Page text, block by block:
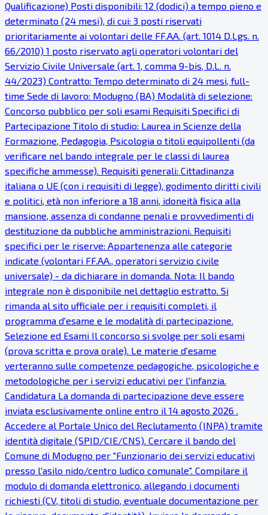
Qualificazione) Posti disponibili: 12 (dodici) a tempo pieno e
determinato (24 mesi), di cui: 3 posti riservati
prioritariamente ai volontari delle FF.AA. (art. 1014 D.Lgs. n.
66/2010) 1 posto riservato agli operatori volontari del
Servizio Civile Universale (art. 1, comma 9-bis, D.L. n.
44/2023) Contratto: Tempo determinato di 24 mesi, full-
time Sede di lavoro: Modugno (BA) Modalità di selezione:
Concorso pubblico per soli esami Requisiti Specifici di
Partecipazione Titolo di studio: Laurea in Scienze della
Formazione, Pedagogia, Psicologia o titoli equipollenti (da
verificare nel bando integrale per le classi di laurea
specifiche ammesse). Requisiti generali: Cittadinanza
italiana o UE (con i requisiti di legge), godimento diritti civili
e politici, età non inferiore a 18 anni, idoneità fisica alla
mansione, assenza di condanne penali e provvedimenti di
destituzione da pubbliche amministrazioni. Requisiti
specifici per le riserve: Appartenenza alle categorie
indicate (volontari FF.AA., operatori servizio civile
universale) - da dichiarare in domanda. Nota: Il bando
integrale non è disponibile nel dettaglio estratto. Si
rimanda al sito ufficiale per i requisiti completi, il
programma d'esame e le modalità di partecipazione.
Selezione ed Esami Il concorso si svolge per soli esami
(prova scritta e prova orale). Le materie d'esame
verteranno sulle competenze pedagogiche, psicologiche e
metodologiche per i servizi educativi per l'infanzia.
Candidatura La domanda di partecipazione deve essere
inviata esclusivamente online entro il 14 agosto 2026 .
Accedere al Portale Unico del Reclutamento (INPA) tramite
identità digitale (SPID/CIE/CNS). Cercare il bando del
Comune di Modugno per "Funzionario dei servizi educativi
presso l'asilo nido/centro ludico comunale". Compilare il
modulo di domanda elettronico, allegando i documenti
richiesti (CV, titoli di studio, eventuale documentazione per